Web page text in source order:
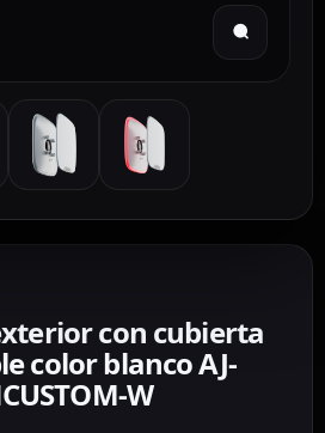
con cubierta
color blanco AJ-
W